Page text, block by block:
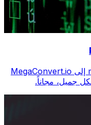
لتحويل Markdown إلى PDF، ارفع .md إلى MegaConvert.io
جميل، مجاناً.